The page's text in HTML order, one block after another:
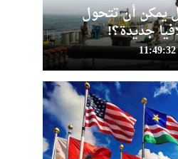
يمكن أن تتحول
جديدة؟!